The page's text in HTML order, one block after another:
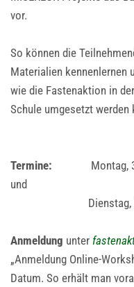
vor.
So können die
Materialien kennenlernen
wie die Fastenaktion in
Schule umgesetzt werden
Termine: Montag, 31.
und
Dienstag, 08.
Anmeldung unter
„Anmeldung Online-
Datum. So erhält man